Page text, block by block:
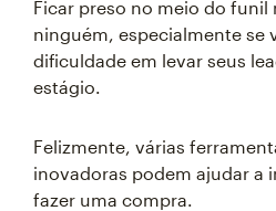
Ficar preso no meio do funil
ninguém, especialmente se
dificuldade em levar seus
estágio.
Felizmente, várias
inovadoras podem ajudar a
fazer uma compra.